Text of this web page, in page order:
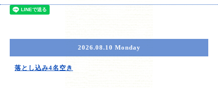
2026.08.10 Monday
落とし込み4名空き